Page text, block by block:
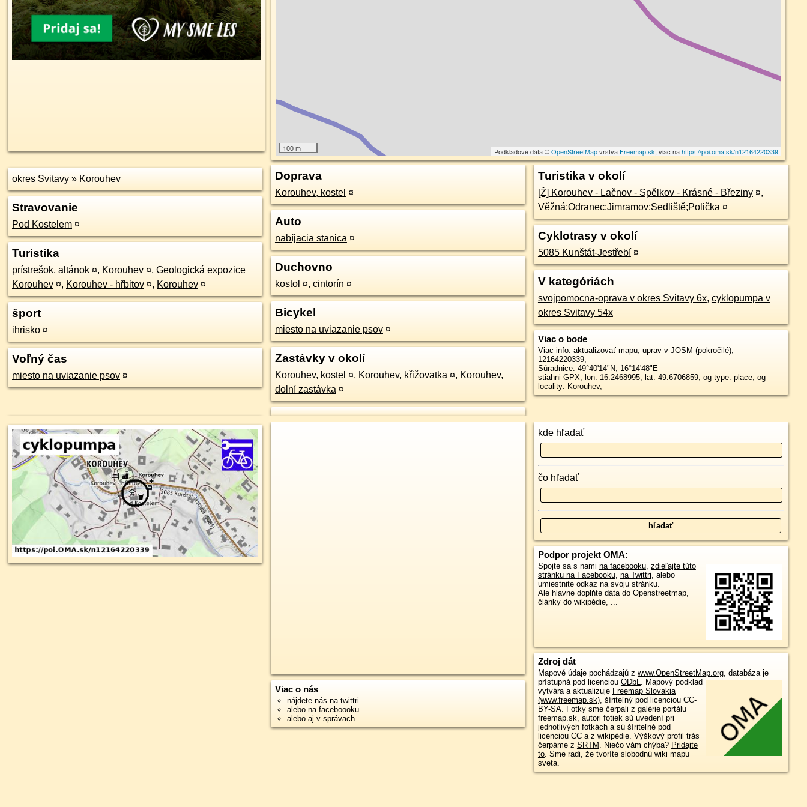
100 m Podkladové dáta ©OpenStreetMapvrstva Freemap.sk, viac nahttps://poi.oma.sk/n12164220339
okres Svitavy » Korouhev
Stravovanie
Pod Kostelem ¤
Turistika
prístrešok, altánok ¤, Korouhev ¤, Geologická expozice
Korouhev ¤, Korouhev - hřbitov ¤, Korouhev ¤
šport
ihrisko ¤
Voľný čas
miesto na uviazanie psov ¤
Doprava
Korouhev, kostel ¤
Auto
nabíjacia stanica ¤
Duchovno
kostol ¤, cintorín ¤
Bicykel
miesto na uviazanie psov ¤
Zastávky v okolí
Korouhev, kostel ¤, Korouhev, křižovatka ¤, Korouhev,
dolní zastávka ¤
Turistika v okolí
[Ž] Korouhev - Lačnov - Spělkov - Krásné - Březiny ¤,
Věžná;Odranec;Jimramov;Sedliště;Polička ¤
Cyklotrasy v okolí
5085 Kunštát-Jestřebí ¤
V kategóriách
svojpomocna-oprava v okres Svitavy 6x, cyklopumpa v
okres Svitavy 54x
Viac o bode
Viac info: aktualizovať mapu, uprav v JOSM (pokročilé),
12164220339,
Súradnice: 49°40'14"N, 16°14'48"E
stiahni GPX, lon: 16.2468995, lat: 49.6706859, og type: place, og
locality: Korouhev,
Viac o nás
nájdete nás na twittri
alebo na faceboooku
alebo aj v správach
kde hľadať
čo hľadať
Podpor projekt OMA:
Spojte sa s nami na facebooku, zdieľajte túto
stránku na Facebooku, na Twittri, alebo
umiestnite odkaz na svoju stránku.
Ale hlavne doplňte dáta do Openstreetmap,
články do wikipédie, ...
Zdroj dát
Mapové údaje pochádzajú z www.OpenStreetMap.org, databáza je
prístupná pod licenciou ODbL. Mapový podklad
vytvára a aktualizuje Freemap Slovakia
(www.freemap.sk), šíriteľný pod licenciou CC-
BY-SA. Fotky sme čerpali z galérie portálu
freemap.sk, autori fotiek sú uvedení pri
jednotlivých fotkách a sú šíriteľné pod
licenciou CC a z wikipédie. Výškový profil trás
čerpáme z SRTM . Niečo vám chýba? Pridajte
to. Sme radi, že tvoríte slobodnú wiki mapu
sveta.